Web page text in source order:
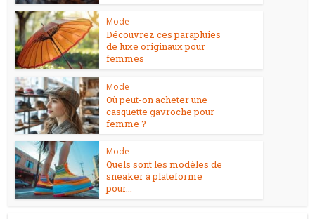
Mode
Découvrez ces parapluies
de luxe originaux pour
femmes
Mode
Où peut-on acheter une
casquette gavroche pour
femme ?
Mode
Quels sont les modèles de
sneaker à plateforme
pour...